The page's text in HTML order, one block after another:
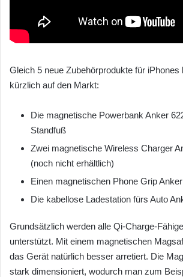
Gleich 5 neue Zubehörprodukte für iPhones
kürzlich auf den Markt:
Die magnetische Powerbank Anker
Standfuß
Zwei magnetische Wireless Charger
(noch nicht erhältlich)
Einen magnetischen Phone Grip
Die kabellose Ladestation fürs Auto
Grundsätzlich werden alle Qi-Charge-
unterstützt. Mit einem magnetischen
das Gerät natürlich besser arretiert. Die
stark dimensioniert, wodurch man zum